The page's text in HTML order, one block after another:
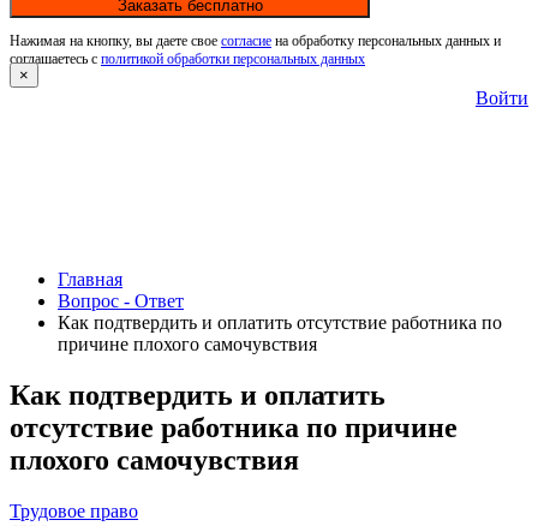
Заказать бесплатно
Нажимая на кнопку, вы даете свое согласие на обработку персональных данных и
соглашаетесь с политикой обработки персональных данных
×
Войти
Главная
Вопрос - Ответ
Как подтвердить и оплатить отсутствие работника по
причине плохого самочувствия
Как подтвердить и оплатить
отсутствие работника по причине
плохого самочувствия
Трудовое право